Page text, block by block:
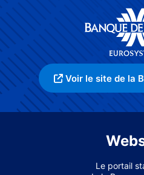
Voir le site de la
Le portail